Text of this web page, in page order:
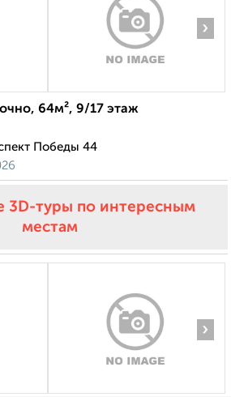
›
64м², 9/17 этаж
Победы 44
3D-туры по интересным
местам
›